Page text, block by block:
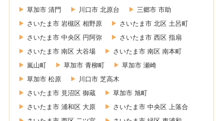
草加市 清門
川口市 北原台
三郷市 市助
さいたま市 岩槻区 相野原
さいたま市 北区 土呂町
さいたま市 中央区 円阿弥
さいたま市 西区 指扇
さいたま市 南区 大谷場
さいたま市 南区 南本町
嵐山町
草加市 青柳町
草加市 瀬崎
草加市 松原
川口市 芝高木
さいたま市 見沼区 御蔵
草加市 旭町
さいたま市 浦和区 大原
さいたま市 中央区 上落合